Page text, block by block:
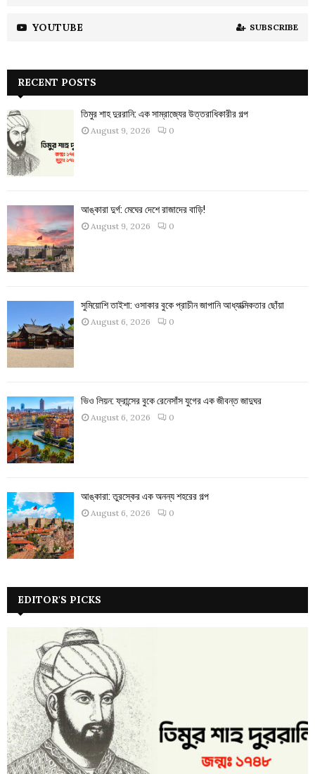
YOUTUBE SUBSCRIBE
RECENT POSTS
তিমুর শাহ দুররানি: এক সাম্রাজ্যের উত্তরাধিকারীর গল্প
August 9, 2026 0
আঙ্কারা দুর্গ: মেঘের দেশে রাজাদের বাড়ি!
August 9, 2026 0
সুমিয়োশি তাইশা: ওসাকার বুকে প্রাচীন জাপানি আধ্যাত্মিকতার ছোঁয়া
August 6, 2026 0
ভিও লিয়ন: ফ্রান্সের বুকে রেনেসাঁস যুগের এক জীবন্ত জাদুঘর
August 6, 2026 0
আঙ্কারা: তুরস্কের এক অনন্য শহরের গল্প
August 6, 2026 0
EDITOR'S PICKS